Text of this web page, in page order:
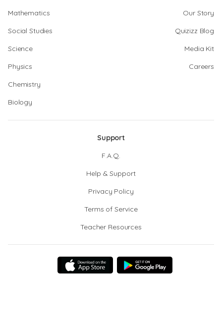
Mathematics
Social Studies
Science
Physics
Chemistry
Biology
Our Story
Quizizz Blog
Media Kit
Careers
Support
F.A.Q.
Help & Support
Privacy Policy
Terms of Service
Teacher Resources